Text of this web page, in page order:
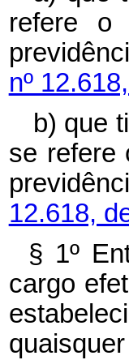
refere o
nº
b) que
se refere
12.618,
§ 1º
cargo